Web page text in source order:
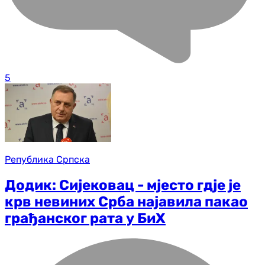
5
Република Српска
Додик: Сијековац - мјесто гдје је
крв невиних Срба најавила пакао
грађанског рата у БиХ